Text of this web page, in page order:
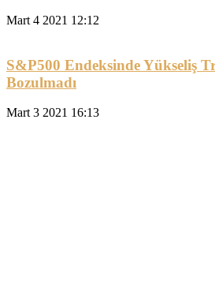
Mart 4 2021 12:12
S&P500 Endeksinde Yükseliş
Bozulmadı
Mart 3 2021 16:13